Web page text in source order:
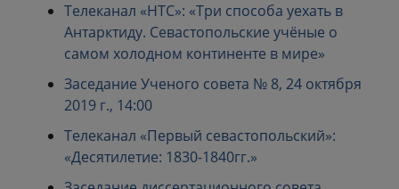
Телеканал «НТС»: «Три способа уехать в
Антарктиду. Севастопольские учёные о
самом холодном континенте в мире»
Заседание Ученого совета № 8, 24 октября
2019 г., 14:00
Телеканал «Первый севастопольский»:
«Десятилетие: 1830-1840гг.»